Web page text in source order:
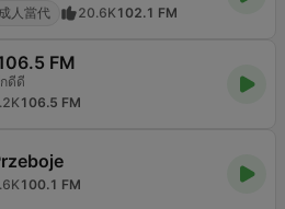
成人當代 20.6K102.1 FM
FM
ดีดี
106.5 FM
100.1 FM